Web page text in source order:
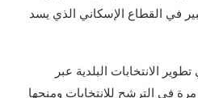
في القطاع الإسكاني الذي يسد
الانتخابات البلدية عبر
في الترشح للانتخابات ومنحها